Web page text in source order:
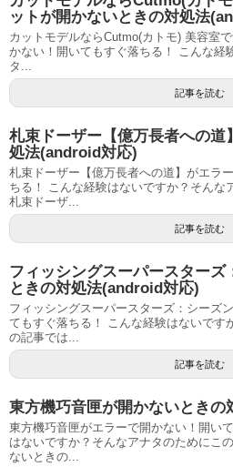
ットが開かないときの対処法
カットモデルならCutmo(カトモ) 美容室
かない！開いてもすぐ落ちる！ こんな経
タ...
記事を読む
札束ドーザー【億万長者への道
処法(android対応)
札束ドーザー【億万長者への道】がエラ
ちる！ こんな経験はないですか？そんな
札束ドーザ...
記事を読む
フィッシングスーパースターズ
ときの対処法(android対応)
フィッシングスーパースターズ：シーズ
てもすぐ落ちる！ こんな経験はないです
の記事では...
記事を読む
東方機巧音匣が開かないとき
東方機巧音匣がエラーで開かない！開い
はないですか？そんなアナタのためにこ
ないときの...